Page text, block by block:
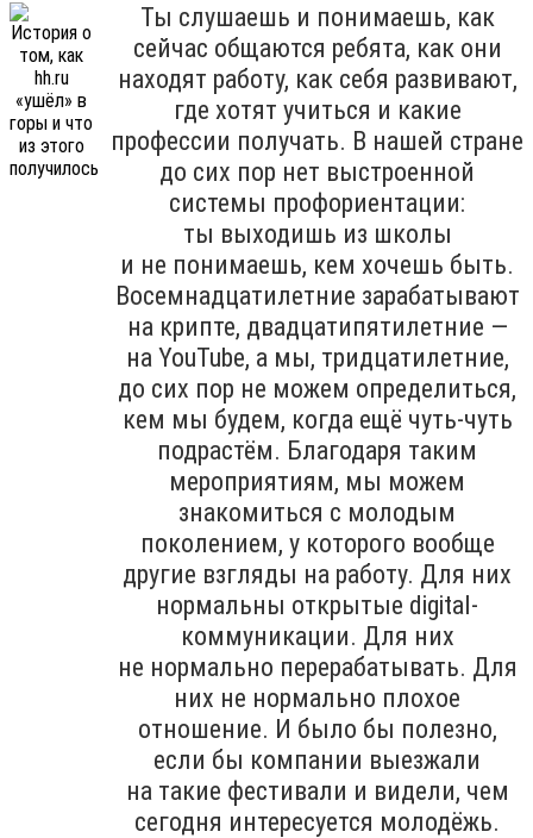
Ты слушаешь и понимаешь, как
сейчас общаются ребята, как они
находят работу, как себя развивают,
где хотят учиться и какие
профессии получать. В нашей стране
до сих пор нет выстроенной
системы профориентации:
ты выходишь из школы
и не понимаешь, кем хочешь быть.
Восемнадцатилетние зарабатывают
на крипте, двадцатипятилетние —
на YouTube, а мы, тридцатилетние,
до сих пор не можем определиться,
кем мы будем, когда ещё чуть-чуть
подрастём. Благодаря таким
мероприятиям, мы можем
знакомиться с молодым
поколением, у которого вообще
другие взгляды на работу. Для них
нормальны открытые digital-
коммуникации. Для них
не нормально перерабатывать. Для
них не нормально плохое
отношение. И было бы полезно,
если бы компании выезжали
на такие фестивали и видели, чем
сегодня интересуется молодёжь.